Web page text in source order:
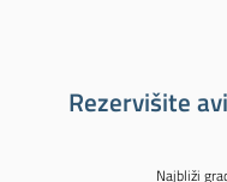
Rezervišite
Najbliži